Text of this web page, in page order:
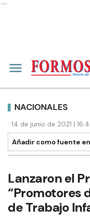
Ads
NACIONALES
14 de junio de 2021 |
Añadir como fuente en
Lanzaron el
“Promotores
de Trabajo